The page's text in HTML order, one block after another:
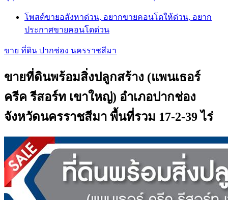
โพสต์ขายอสังหาด่วน, อยากขายคอนโดให้ด่วน, อยาก
ประกาศขายคอนโดด่วน
ขาย ที่ดิน ปากช่อง นครราชสีมา
ขายที่ดินพร้อมสิ่งปลูกสร้าง (แพนเธอร์
ครีค รีสอร์ท เขาใหญ่) อำเภอปากช่อง
จังหวัดนครราชสีมา พื้นที่รวม 17-2-39 ไร่